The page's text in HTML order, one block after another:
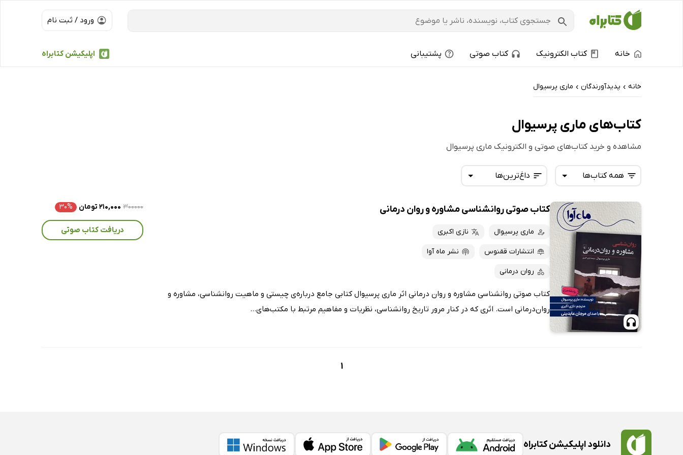
ورود / ثبت نام
اپلیکیشن کتابراه خانه کتاب الکترونیک کتاب صوتی پشتیبانی
خانه › پدیدآورندگان › ماری پرسیوال
کتاب‌های ماری پرسیوال
مشاهده و خرید کتاب‌های صوتی و الکترونیک ماری پرسیوال
داغ‌ترین‌ها
تازه‌ها
داغ‌ترین‌ها
پرفروش‌ها
پربحث‌ها
همه کتاب‌ها
همه کتاب‌ها
کتاب‌های صوتی
کتاب‌های متنی
کتاب صوتی روانشناسی مشاوره و روان درمانی
ماری پرسیوال نازی اکبری
انتشارات ققنوس نشر ماه آوا
روان درمانی
کتاب صوتی روانشناسی مشاوره و روان درمانی اثر ماری پرسیوال کتابی جامع درباره‌ی چیستی و ماهیت روانشناسی، مشاوره و
روان‌درمانی است. اثری که در کنار مرور تاریخ روانشناسی، نظریات و مفاهیم مرتبط با مکتب‌های...
۳۰۰۰۰۰ ۲۱۰,۰۰۰ تومان ۳۰%
دریافت کتاب صوتی
1
دانلود اپلیکیشن کتابراه